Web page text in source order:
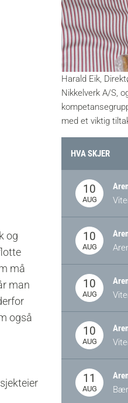
og
må
man
også
Harald Eik,
Nikkelverk A/S,
med et viktig
HVA SKJER
10
AUG
10
AUG
10
AUG
10
AUG
11
AUG